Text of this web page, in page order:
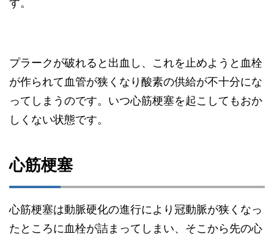
す。
プラークが破れると出血し、これを止めようと血栓
が作られて血管が狭くなり酸素の供給が不十分にな
ってしまうのです。いつ心筋梗塞を起こしてもおか
しくない状態です。
心筋梗塞
心筋梗塞は動脈硬化の進行により冠動脈が狭くなっ
たところに血栓が詰まってしまい、そこから先の心